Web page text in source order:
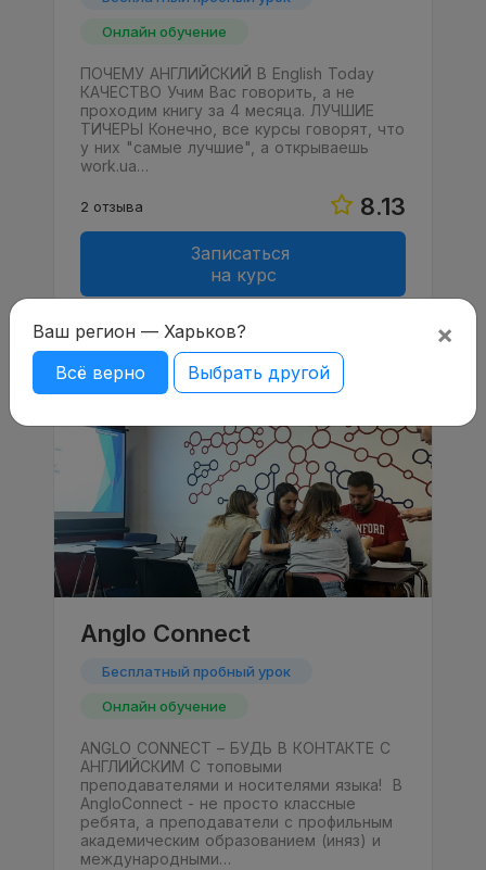
Онлайн обучение
ПОЧЕМУ АНГЛИЙСКИЙ В English Today
КАЧЕСТВО Учим Вас говорить, а не
проходим книгу за 4 месяца. ЛУЧШИЕ
ТИЧЕРЫ Конечно, все курсы говорят, что
у них "самые лучшие", а открываешь
work.ua…
8.13
2 отзыва
Записаться
на курс
Anglo Connect
Бесплатный пробный урок
Онлайн обучение
ANGLO CONNECT – БУДЬ В КОНТАКТЕ С
АНГЛИЙСКИМ С топовыми
преподавателями и носителями языка! В
AngloConnect - не просто классные
ребята, а преподаватели с профильным
академическим образованием (иняз) и
международными…
×
Ваш регион — Харьков?
Всё верно
Выбрать другой